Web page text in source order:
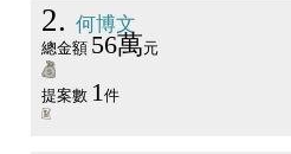
2 何博文
總金額 56萬元
提案數 1 件